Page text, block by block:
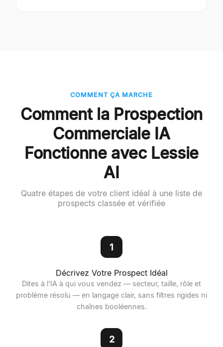
COMMENT ÇA MARCHE
Comment la Prospection
Commerciale IA
Fonctionne avec Lessie
AI
Quatre étapes de votre client idéal à une liste de
prospects classée et vérifiée
1
Décrivez Votre Prospect Idéal
Dites à l'IA à qui vous vendez — secteur, taille, rôle et
problème résolu — en langage clair, sans filtres rigides ni
chaînes booléennes.
2